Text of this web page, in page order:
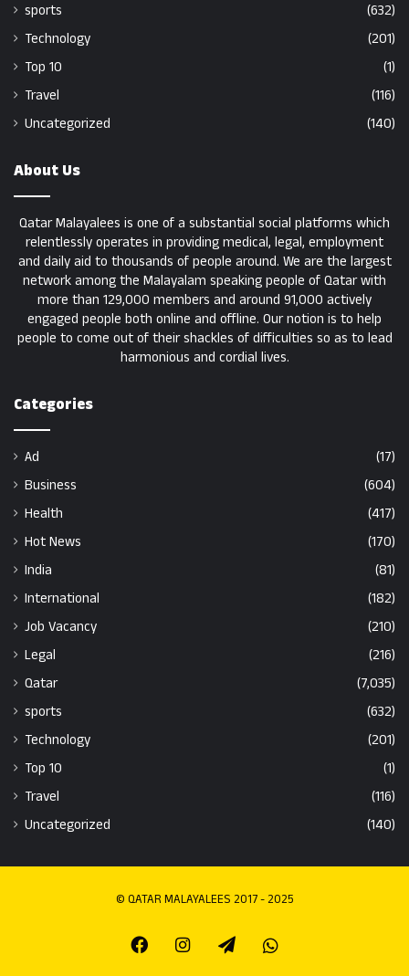
sports
(632)
Technology
(201)
Top 10
(1)
Travel
(116)
Uncategorized
(140)
About Us
Qatar Malayalees is one of a substantial social platforms which
relentlessly operates in providing medical, legal, employment
and daily aid to thousands of people around. We are the largest
network among the Malayalam speaking people of Qatar with
more than 129,000 members and around 91,000 actively
engaged people both online and offline. Our notion is to help
people to come out of their shackles of difficulties so as to lead
harmonious and cordial lives.
Categories
Ad
(17)
Business
(604)
Health
(417)
Hot News
(170)
India
(81)
International
(182)
Job Vacancy
(210)
Legal
(216)
Qatar
(7,035)
sports
(632)
Technology
(201)
Top 10
(1)
Travel
(116)
Uncategorized
(140)
© QATAR MALAYALEES 2017 - 2025
FacebookInstagramTelegramWhatsapp